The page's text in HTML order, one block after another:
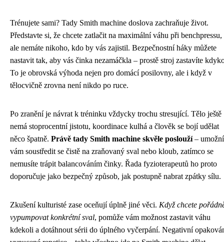
Trénujete sami? Tady Smith machine doslova zachraňuje život.
Představte si, že chcete zatlačit na maximální váhu při benchpressu,
ale nemáte nikoho, kdo by vás zajistil. Bezpečnostní háky můžete
nastavit tak, aby vás činka nezamáčkla – prostě stroj zastavíte
To je obrovská výhoda nejen pro domácí posilovny, ale i když v
tělocvičně zrovna není nikdo po ruce.
Po zranění je návrat k tréninku vždycky trochu stresující. Tělo ještě
nemá stoprocentní jistotu, koordinace kulhá a člověk se bojí udělat
něco špatně. Právě tady Smith machine skvěle poslouží– umožní
vám soustředit se čistě na zraňovaný sval nebo kloub, zatímco se
nemusíte trápit balancováním činky. Řada fyzioterapeutů ho proto
doporučuje jako bezpečný způsob, jak postupně nabrat zpátky sílu.
Zkušení kulturisté zase oceňují úplně jiné věci. Když chcete
vypumpovat konkrétní sval, pomůže vám možnost zastavit váhu
kdekoli a dotáhnout sérii do úplného vyčerpání. Negativní